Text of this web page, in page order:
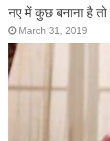
नए में कुछ बनाना है
March 31, 2019